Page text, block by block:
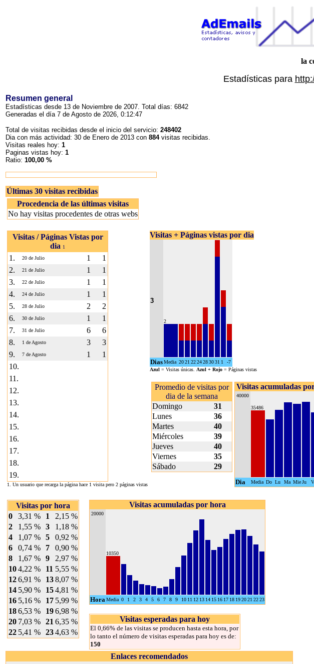
la
Estadísticas para
Resumen general
Estadísticas desde 13 de Noviembre de 2007. Total días: 6842
Generadas el día 7 de Agosto de 2026, 0:12:47
Total de visitas recibidas desde el inicio del servicio: 248402
Dia con más actividad: 30 de Enero de 2013 con 884visitas recibidas.
Visitas reales hoy: 1
Paginas vistas hoy: 1
Ratio: 100,00 %
Últimas 30 visitas recibidas
Procedencia de las últimas visitas
No hay visitas procedentes de otras webs
Visitas / Páginas Vistas por
dia 1
1. 20 de Julio 1
1
2.
21 de Julio 1
1
3.
22 de Julio 1
1
4.
24 de Julio 1
1
5.
28 de Julio 2
2
6.
30 de Julio 1
1
7.
31 de Julio 6
6
8.
1 de Agosto 3
3
9.
7 de Agosto 1
1
10.
11.
12.
13.
14.
15.
16.
17.
18.
19.
1. Un usuario que recarga la página hace 1 visita pero 2 páginas vistas
Visitas + Páginas vistas por dia
3
2
DiasMedia 2021 2224283031 1
-7
Azul = Visitas únicas. Azul + Rojo = Páginas vistas
Promedio de visitas por
dia de la semana
Domingo
31
Lunes
36
Martes
40
Miércoles
39
Jueves
40
Viernes
35
Sábado
29
Visitas acumuladas
40000
35486
Dia Media Do Lu Ma MieJu
Visitas por hora
0
3,31 % 1
2,15 %
2
1,55 % 3
1,18 %
4
1,07 % 5
0,92 %
6
0,74 % 7
0,90 %
8
1,67 % 9
2,97 %
104,22 % 11 5,55 %
126,91 % 138,07 %
14 5,90 % 154,81 %
16 5,16 % 17 5,99 %
186,53 % 196,98 %
20 7,03 % 21 6,35 %
22 5,41 % 234,63 %
Visitas acumuladas por hora
20000
10350
HoraMedia 0 1 2 3 4 5 6 7 8 9 10 11 12 13 14 15 16 17 18 192021 2223
Visitas esperadas para hoy
El 0,66% de las visitas se producen hasta esta hora, por
lo tanto el número de visitas esperadas para hoy es de:
150
Enlaces recomendados